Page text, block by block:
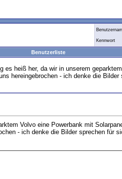
Kennwort
Benutzerliste
heiß her, da wir in unserem
hereingebrochen - ich denke die
Volvo eine Powerbank mit
- ich denke die Bilder sprechen für